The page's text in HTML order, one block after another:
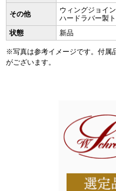
その他
ウィングジョイ
ハードラバー製
状態
新品
※写真は参考イメージです。付属
がございます。